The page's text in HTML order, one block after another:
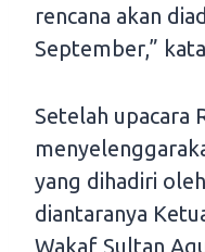
rencana akan
September,”
Setelah upacara
yang dihadiri
diantaranya
Wakaf Sultan